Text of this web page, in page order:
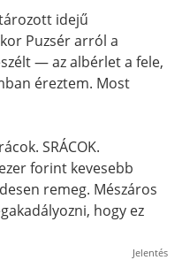
idejű
Puzsér arról a
— az albérlet a fele,
éreztem. Most
SRÁCOK.
forint kevesebb
remeg. Mészáros
hogy ez
Jelentés